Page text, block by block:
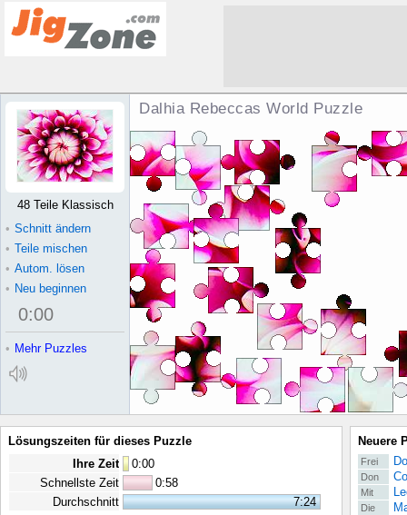
Dalhia Rebeccas World Puzzle
48 Teile Klassisch
• Schnitt ändern
• Teile mischen
• Autom. lösen
• Neu beginnen
0:00
• Mehr Puzzles
Lösungszeiten für dieses Puzzle
Ihre Zeit
0:00
Schnellste Zeit
0:58
Durchschnitt
7:24
Neuere
Frei
Don
Mit
Die